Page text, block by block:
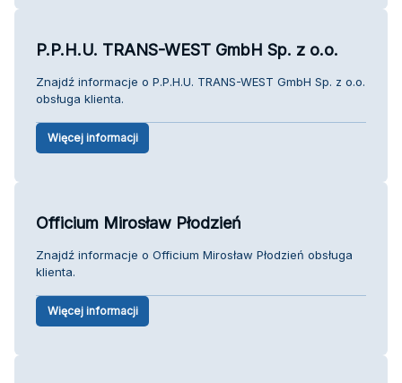
P.P.H.U. TRANS-WEST GmbH Sp. z o.o.
Znajdź informacje o P.P.H.U. TRANS-WEST GmbH Sp. z o.o.
obsługa klienta.
Więcej informacji
Officium Mirosław Płodzień
Znajdź informacje o Officium Mirosław Płodzień obsługa
klienta.
Więcej informacji